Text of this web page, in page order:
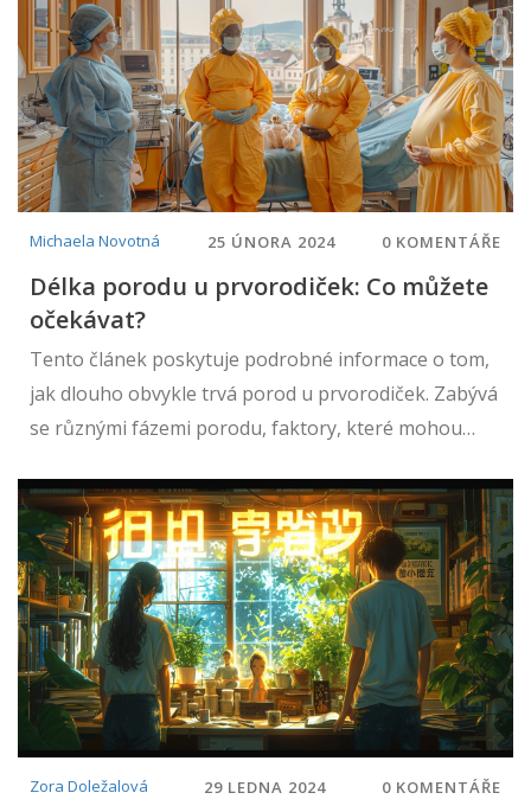
Michaela Novotná 25 ÚNORA 2024 0 KOMENTÁŘE
Délka porodu u prvorodiček: Co můžete
očekávat?
Tento článek poskytuje podrobné informace o tom,
jak dlouho obvykle trvá porod u prvorodiček. Zabývá
se různými fázemi porodu, faktory, které mohou
se na porod připravit. Zjistíte, co můžete očekávat
během prvního porodu a jak se můžete s těmito
informacemi lépe vyrovnat.
Zora Doležalová 29 LEDNA 2024 0 KOMENTÁŘE